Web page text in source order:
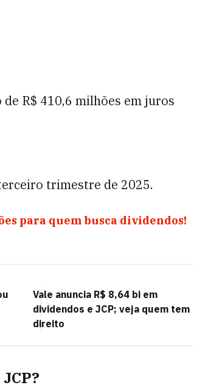
R$ 410,6 milhões em juros
trimestre de 2025.
para quem busca dividendos!
Vale anuncia R$ 8,64 bi em
dividendos e JCP; veja quem tem
direito